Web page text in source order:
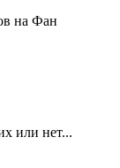
на Фан
или нет...